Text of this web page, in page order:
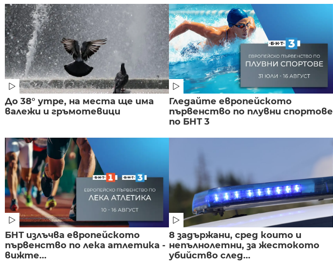
До 38° утре, на места ще има
валежи и гръмотевици
Гледайте европейското
първенство по плувни спортове
по БНТ 3
БНТ излъчва европейското
първенство по лека атлетика -
вижте...
8 задържани, сред които и
непълнолетни, за жестокото
убийство след...